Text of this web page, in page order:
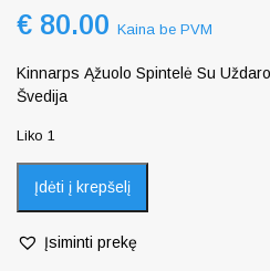
€ 80.00 Kaina be PVM
Kinnarps Ąžuolo Spintelė Su
Švedija
Liko 1
Įdėti į krepšelį
Įsiminti prekę